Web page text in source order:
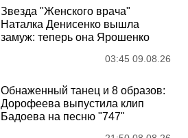
Звезда "Женского врача"
Наталка Денисенко вышла
замуж: теперь она Ярошенко
03:45 09.08.26
Обнаженный танец и 8 образов:
Дорофеева выпустила клип
Бадоева на песню "747"